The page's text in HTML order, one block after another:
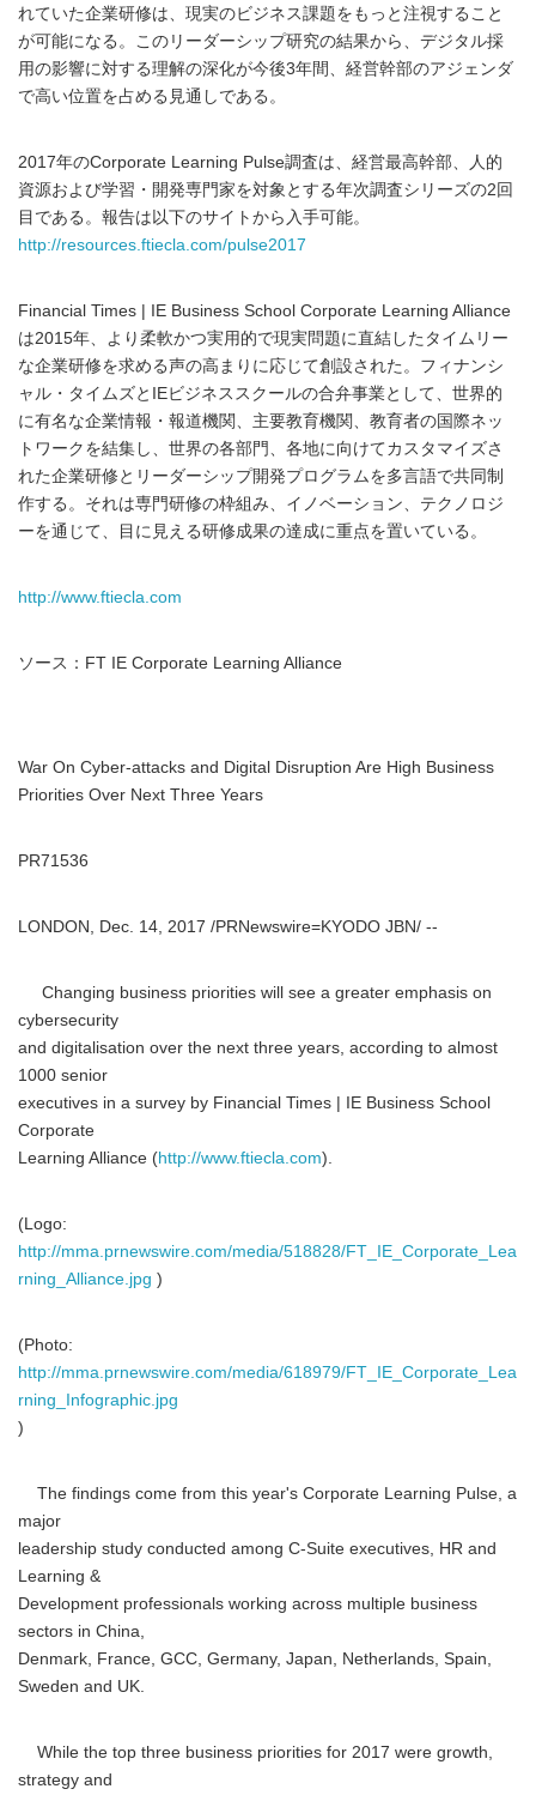
れていた企業研修は、現実のビジネス課題をもっと注視すること
が可能になる。このリーダーシップ研究の結果から、デジタル採
用の影響に対する理解の深化が今後3年間、経営幹部のアジェンダ
で高い位置を占める見通しである。
2017年のCorporate Learning Pulse調査は、経営最高幹部、人的
資源および学習・開発専門家を対象とする年次調査シリーズの2回
目である。報告は以下のサイトから入手可能。
http://resources.ftiecla.com/pulse2017
Financial Times | IE Business School Corporate Learning Alliance
は2015年、より柔軟かつ実用的で現実問題に直結したタイムリー
な企業研修を求める声の高まりに応じて創設された。フィナンシ
ャル・タイムズとIEビジネススクールの合弁事業として、世界的
に有名な企業情報・報道機関、主要教育機関、教育者の国際ネッ
トワークを結集し、世界の各部門、各地に向けてカスタマイズさ
れた企業研修とリーダーシップ開発プログラムを多言語で共同制
作する。それは専門研修の枠組み、イノベーション、テクノロジ
ーを通じて、目に見える研修成果の達成に重点を置いている。
http://www.ftiecla.com
ソース：FT IE Corporate Learning Alliance
War On Cyber-attacks and Digital Disruption Are High Business
Priorities Over Next Three Years
PR71536
LONDON, Dec. 14, 2017 /PRNewswire=KYODO JBN/ --
Changing business priorities will see a greater emphasis on
cybersecurity
and digitalisation over the next three years, according to almost
1000 senior
executives in a survey by Financial Times | IE Business School
Corporate
Learning Alliance (http://www.ftiecla.com).
(Logo:
http://mma.prnewswire.com/media/518828/FT_IE_Corporate_Lea
rning_Alliance.jpg )
(Photo:
http://mma.prnewswire.com/media/618979/FT_IE_Corporate_Lea
rning_Infographic.jpg
)
The findings come from this year's Corporate Learning Pulse, a
major
leadership study conducted among C-Suite executives, HR and
Learning &
Development professionals working across multiple business
sectors in China,
Denmark, France, GCC, Germany, Japan, Netherlands, Spain,
Sweden and UK.
While the top three business priorities for 2017 were growth,
strategy and